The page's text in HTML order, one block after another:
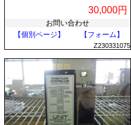
30,000円
お問い合わせ
【個別ページ】
【フォーム】
Z230331075